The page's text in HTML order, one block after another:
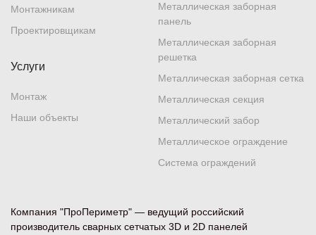
Компания "ПроПериметр" — ведущий российский
производитель сварных сетчатых 3D и 2D панелей
Металлическая заборная
панель
Металлическая заборная
решетка
Металлическая заборная сетка
Металлическая секция
Металлический забор
Металлическое ограждение
Система ограждений
Монтажникам
Проектировщикам
Услуги
Монтаж
Наши объекты